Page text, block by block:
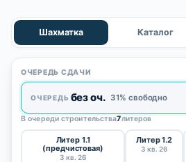
Шахматка Каталог
ОЧЕРЕДЬ СДАЧИ
ОЧЕРЕДЬ без оч. 31% свободно
В очереди строительства7литеров
Литер 1.1
(предчистовая)
3 кв. 26
Литер 1.2
3 кв. 26